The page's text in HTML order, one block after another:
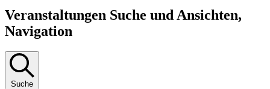
Veranstaltungen Suche und Ansichten,
Navigation
Suche